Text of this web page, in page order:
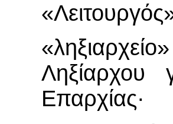
Ληξίαρχου
Επαρχίας·